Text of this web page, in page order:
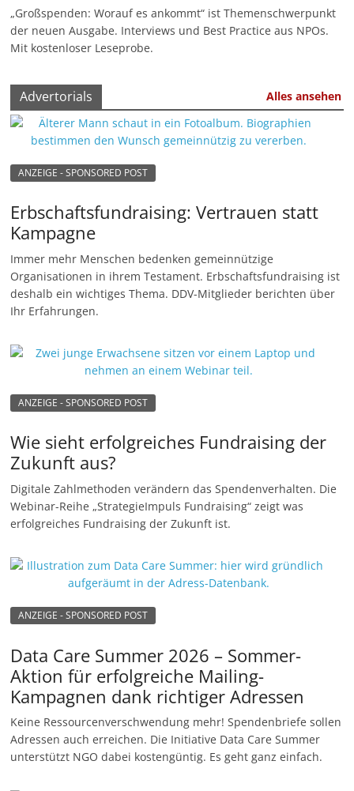
i
f
n
e
n
„Großspenden: Worauf es ankommt“ ist Themenschwerpunkt
der neuen Ausgabe. Interviews und Best Practice aus NPOs.
Mit kostenloser Leseprobe.
Advertorials Alles ansehen
ANZEIGE - SPONSORED POST
Erbschaftsfundraising: Vertrauen statt
Kampagne
Immer mehr Menschen bedenken gemeinnützige
Organisationen in ihrem Testament. Erbschaftsfundraising ist
deshalb ein wichtiges Thema. DDV-Mitglieder berichten über
Ihr Erfahrungen.
ANZEIGE - SPONSORED POST
Wie sieht erfolgreiches Fundraising der
Zukunft aus?
Digitale Zahlmethoden verändern das Spendenverhalten. Die
Webinar-Reihe „StrategieImpuls Fundraising“ zeigt was
erfolgreiches Fundraising der Zukunft ist.
ANZEIGE - SPONSORED POST
Data Care Summer 2026 – Sommer-
Aktion für erfolgreiche Mailing-
Kampagnen dank richtiger Adressen
Keine Ressourcenverschwendung mehr! Spendenbriefe sollen
Adressen auch erreichen. Die Initiative Data Care Summer
unterstützt NGO dabei kostengüntig. Es geht ganz einfach.